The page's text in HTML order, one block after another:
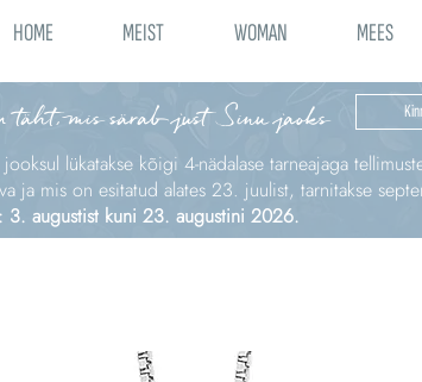
HOME MEIST WOMAN MEES
täht, mis särab just Sinu jaoks
lükatakse kõigi 4‑nädalase tarneajaga
ja mis on esitatud alates 23. juulist, tarnitakse
3. augustist kuni 23. augustini 2026.